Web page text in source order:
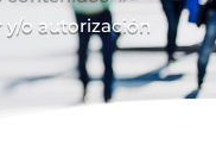
y/o autorización